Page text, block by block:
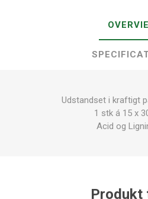
Udstandset i kraftigt
1 stk á 15 x
Acid og
Produkt